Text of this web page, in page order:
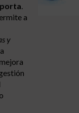
.
a
y